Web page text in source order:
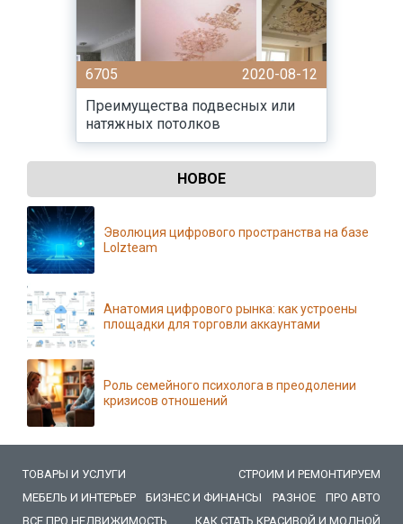
6705
2020-08-12
Преимущества подвесных или
натяжных потолков
НОВОЕ
Эволюция цифрового пространства на базе
Lolzteam
Анатомия цифрового рынка: как устроены
площадки для торговли аккаунтами
Роль семейного психолога в преодолении
кризисов отношений
ТОВАРЫ И УСЛУГИ
СТРОИМ И РЕМОНТИРУЕМ
МЕБЕЛЬ И ИНТЕРЬЕР
БИЗНЕС И ФИНАНСЫ РАЗНОЕ
ПРО АВТО
ВСЕ ПРО НЕДВИЖИМОСТЬ
КАК СТАТЬ КРАСИВОЙ И МОДНОЙ